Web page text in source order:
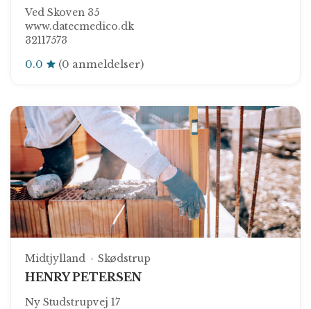
Ved Skoven 35
www.datecmedico.dk
32117573
0.0 (0 anmeldelser)
Midtjylland Skødstrup
HENRY PETERSEN
Ny Studstrupvej 17